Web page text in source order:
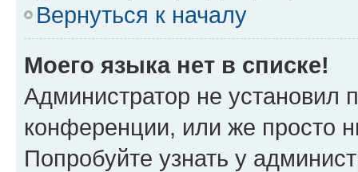
Вернуться к началу
Моего языка нет в списке!
Администратор не установил
конференции, или же просто
Попробуйте узнать у